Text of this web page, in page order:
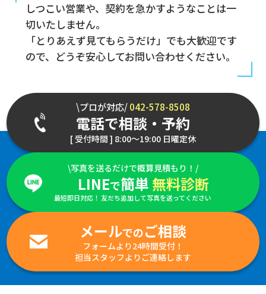
しつこい営業や、契約を急かすようなことは一
切いたしません。
「とりあえず見てもらうだけ」でも大歓迎です
ので、どうぞ安心してお問い合わせください。
\プロが対応/042-578-8508
電話で相談・予約
[ 受付時間 ] 8:00～19:00 日曜定休
\写真を送るだけで概算見積もり！/
LINEで簡単 無料診断
最短即日対応！ 友だち追加して写真を送ってください
メールでのご相談
フォームより24時間受付！
担当スタッフよりご連絡します